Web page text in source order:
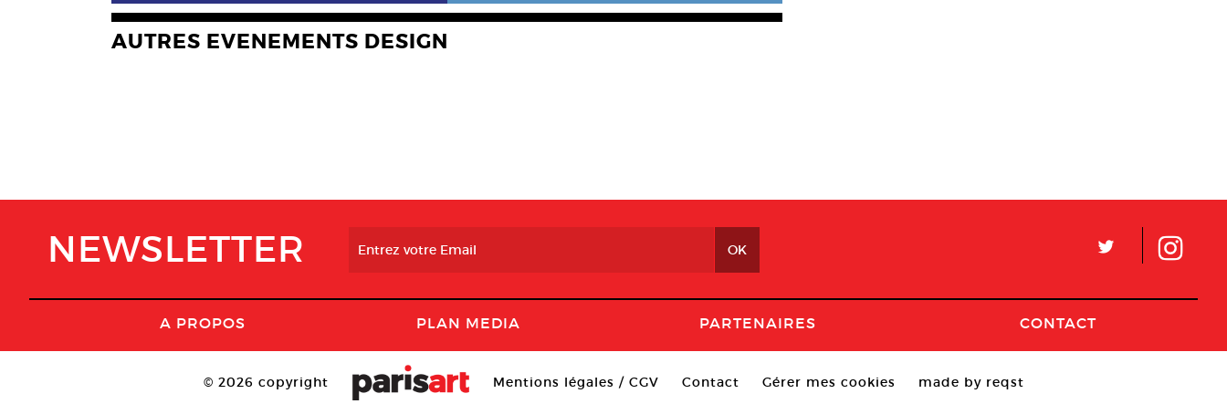
AUTRES EVENEMENTS DESIGN
NEWSLETTER L
A PROPOS PLAN MEDIA PARTENAIRES CONTACT
© 2026 copyright Mentions légales / CGV Contact Gérer mes cookies made by reqst